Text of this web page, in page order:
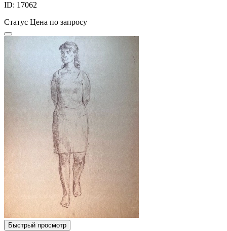
ID: 17062
Статус Цена по запросу
Быстрый просмотр